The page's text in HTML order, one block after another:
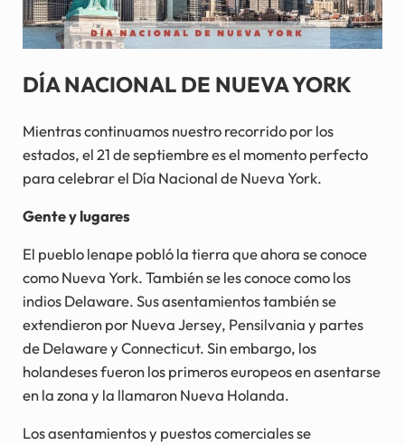
DÍA NACIONAL DE NUEVA YORK
Mientras continuamos nuestro recorrido por los
estados, el 21 de septiembre es el momento perfecto
para celebrar el Día Nacional de Nueva York.
Gente y lugares
El pueblo lenape pobló la tierra que ahora se conoce
como Nueva York. También se les conoce como los
indios Delaware. Sus asentamientos también se
extendieron por Nueva Jersey, Pensilvania y partes
de Delaware y Connecticut. Sin embargo, los
holandeses fueron los primeros europeos en asentarse
en la zona y la llamaron Nueva Holanda.
Los asentamientos y puestos comerciales se